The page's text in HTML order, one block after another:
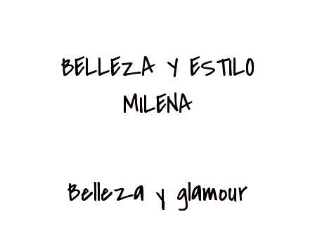
BELLEZA Y ESTILO
MILENA
Belleza y glamour